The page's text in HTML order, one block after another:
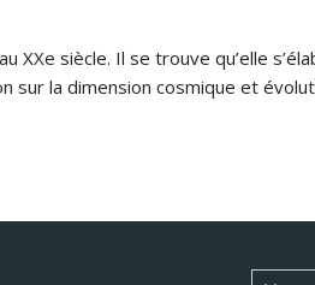
siècle. Il se trouve qu’elle
la dimension cosmique et